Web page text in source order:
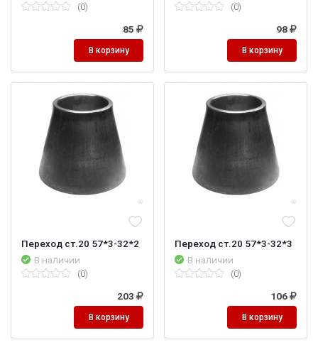
(0)
85
В корзину
(0)
98
В корзину
Переход ст.20 57*3-32*2
В наличии
(0)
203
В корзину
Переход ст.20 57*3-32*3
В наличии
(0)
106
В корзину